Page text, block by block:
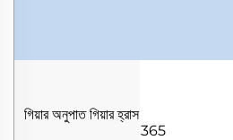
গিয়ার অনুপাতগিয়ার হ্রাস
365